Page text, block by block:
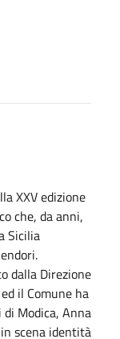
XXV edizione
che, da anni,
Sicilia
dalla Direzione
il Comune ha
Modica, Anna
scena identità